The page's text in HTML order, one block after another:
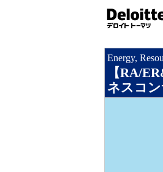
Energy,
【RA/
ネスコ